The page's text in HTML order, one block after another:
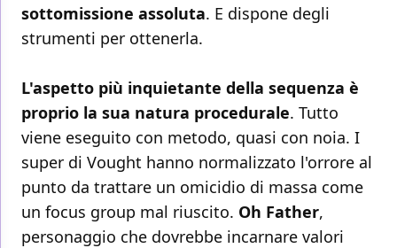
sottomissione assoluta. E dispone degli
strumenti per ottenerla.
L'aspetto più inquietante della sequenza è
proprio la sua natura procedurale. Tutto
viene eseguito con metodo, quasi con noia. I
super di Vought hanno normalizzato l'orrore al
punto da trattare un omicidio di massa come
un focus group mal riuscito. Oh Father,
personaggio che dovrebbe incarnare valori